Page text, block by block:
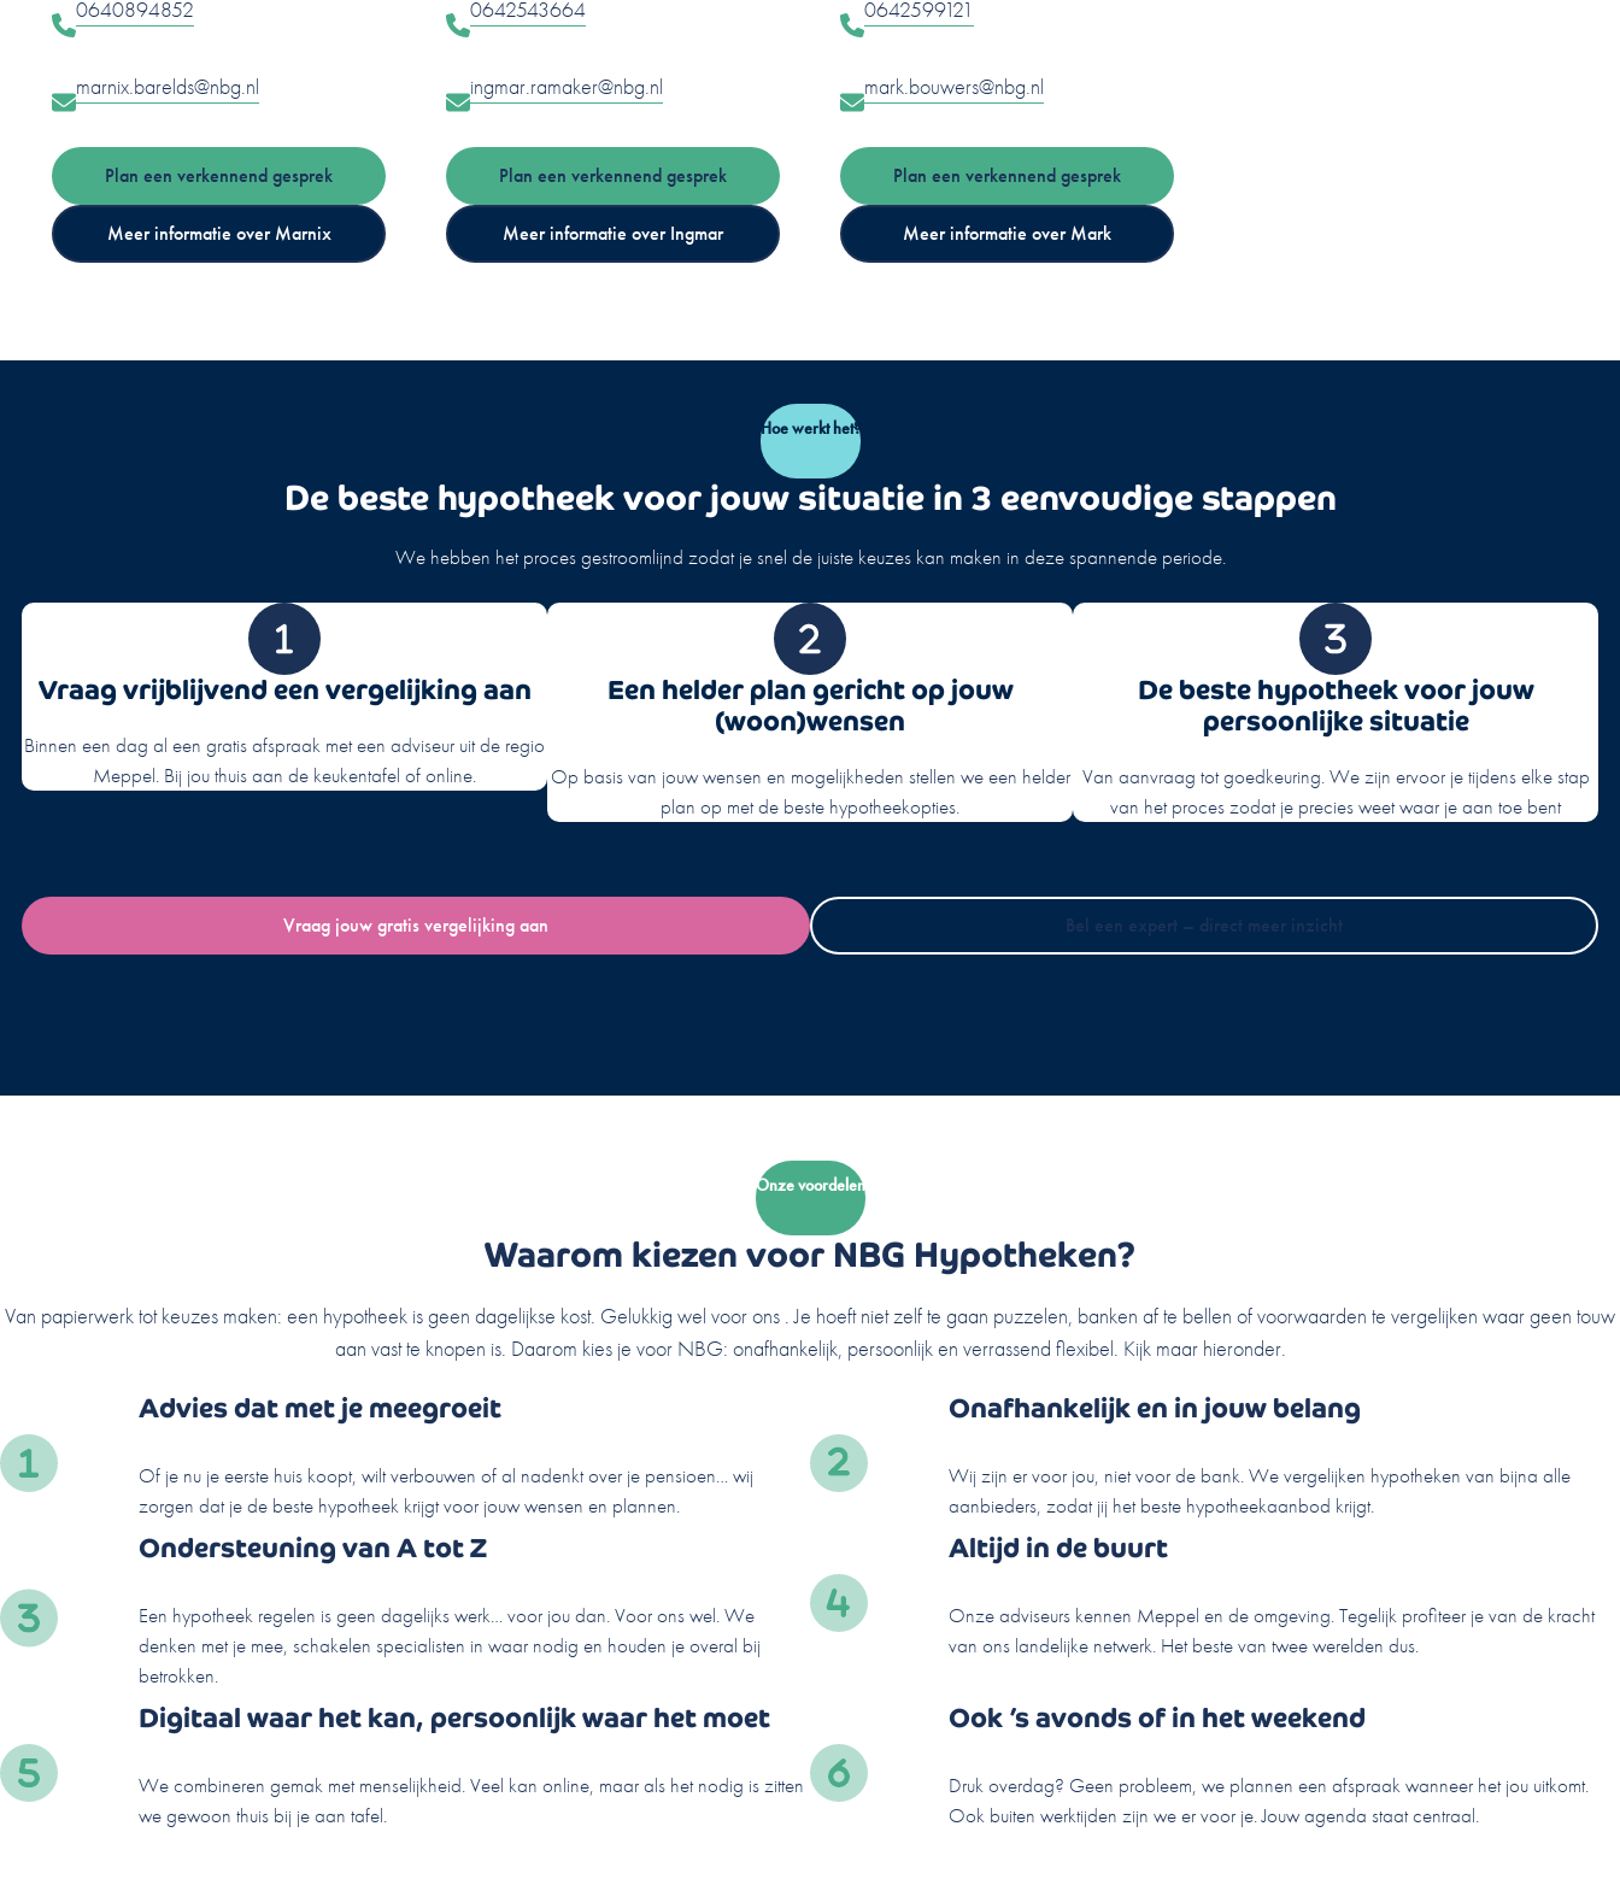
0640894852
marnix.barelds@nbg.nl
Plan een verkennend gesprek
Meer informatie over Marnix
0642543664
ingmar.ramaker@nbg.nl
Plan een verkennend gesprek
Meer informatie over Ingmar
0642599121
mark.bouwers@nbg.nl
Plan een verkennend gesprek
Meer informatie over Mark
Hoe werkt het?
De beste hypotheek voor jouw situatie in 3 eenvoudige stappen
We hebben het proces gestroomlijnd zodat je snel de juiste keuzes kan maken in deze spannende periode.
Vraag vrijblijvend een vergelijking aan
Binnen een dag al een gratis afspraak met een adviseur uit de regio
Meppel. Bij jou thuis aan de keukentafel of online.
Een helder plan gericht op jouw
(woon)wensen
Op basis van jouw wensen en mogelijkheden stellen we een helder
plan op met de beste hypotheekopties.
De beste hypotheek voor jouw
persoonlijke situatie
Van aanvraag tot goedkeuring. We zijn ervoor je tijdens elke stap
van het proces zodat je precies weet waar je aan toe bent
Vraag jouw gratis vergelijking aan Bel een expert – direct meer inzicht
Onze voordelen
Waarom kiezen voor NBG Hypotheken?
Van papierwerk tot keuzes maken: een hypotheek is geen dagelijkse kost. Gelukkig wel voor ons . Je hoeft niet zelf te gaan puzzelen, banken af te bellen of voorwaarden te vergelijken waar geen touw
aan vast te knopen is. Daarom kies je voor NBG: onafhankelijk, persoonlijk en verrassend flexibel. Kijk maar hieronder.
Advies dat met je meegroeit
Of je nu je eerste huis koopt, wilt verbouwen of al nadenkt over je pensioen… wij
zorgen dat je de beste hypotheek krijgt voor jouw wensen en plannen.
Onafhankelijk en in jouw belang
Wij zijn er voor jou, niet voor de bank. We vergelijken hypotheken van bijna alle
aanbieders, zodat jij het beste hypotheekaanbod krijgt.
Ondersteuning van A tot Z
Een hypotheek regelen is geen dagelijks werk… voor jou dan. Voor ons wel. We
denken met je mee, schakelen specialisten in waar nodig en houden je overal bij
betrokken.
Altijd in de buurt
Onze adviseurs kennen Meppel en de omgeving. Tegelijk profiteer je van de kracht
van ons landelijke netwerk. Het beste van twee werelden dus.
Digitaal waar het kan, persoonlijk waar het moet
We combineren gemak met menselijkheid. Veel kan online, maar als het nodig is zitten
we gewoon thuis bij je aan tafel.
Ook ’s avonds of in het weekend
Druk overdag? Geen probleem, we plannen een afspraak wanneer het jou uitkomt.
Ook buiten werktijden zijn we er voor je. Jouw agenda staat centraal.